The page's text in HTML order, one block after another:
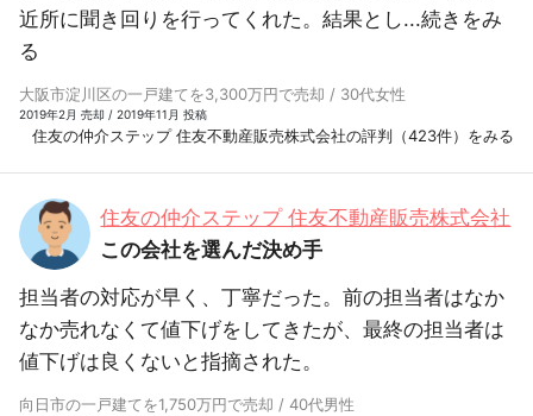
近所に聞き回りを行ってくれた。結果とし...続きをみ
る
大阪市淀川区の一戸建てを3,300万円で売却 / 30代女性
2019年2月 売却 / 2019年11月 投稿
住友の仲介ステップ 住友不動産販売株式会社の評判（423件）をみる
住友の仲介ステップ 住友不動産販売株式会社
この会社を選んだ決め手
担当者の対応が早く、丁寧だった。前の担当者はなか
なか売れなくて値下げをしてきたが、最終の担当者は
値下げは良くないと指摘された。
向日市の一戸建てを1,750万円で売却 / 40代男性